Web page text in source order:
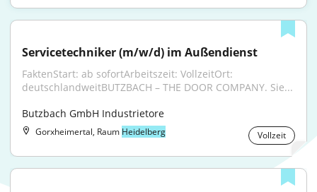
Servicetechniker (m/w/d) im Außendienst
FaktenStart: ab sofortArbeitszeit: VollzeitOrt:
deutschlandweitBUTZBACH – THE DOOR COMPANY. Sie...
Butzbach GmbH Industrietore
Gorxheimertal, Raum Heidelberg Vollzeit